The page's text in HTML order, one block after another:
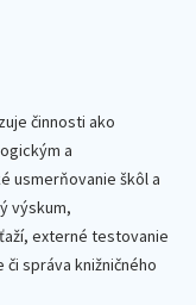
činnosti ako
a
usmerňovanie škôl a
výskum,
externé testovanie
správa knižničného